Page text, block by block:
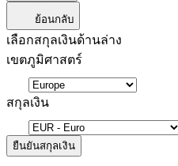
ย้อนกลับ
เลือกสกุลเงินด้านล่าง
เขตภูมิศาสตร์
สกุลเงิน
ยืนยันสกุลเงิน